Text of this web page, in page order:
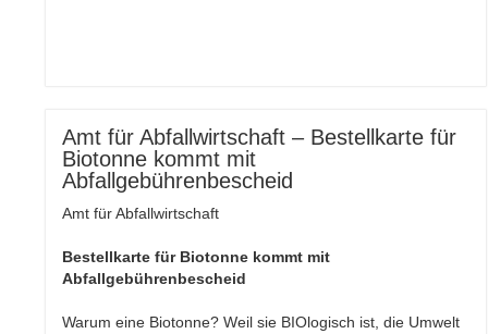
Amt für Abfallwirtschaft – Bestellkarte für
Biotonne kommt mit
Abfallgebührenbescheid
Amt für Abfallwirtschaft
Bestellkarte für Biotonne kommt mit
Abfallgebührenbescheid
Warum eine Biotonne? Weil sie BIOlogisch ist, die Umwelt